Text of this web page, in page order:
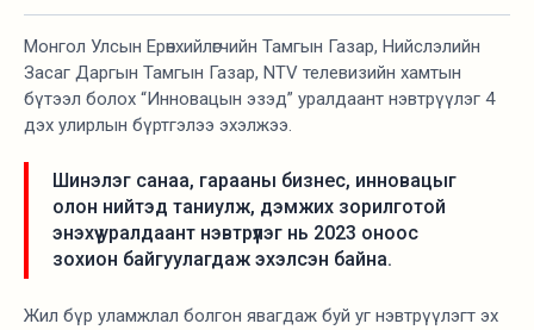
Монгол Улсын Ерөнхийлөгчийн Тамгын Газар, Нийслэлийн
Засаг Даргын Тамгын Газар, NTV телевизийн хамтын
бүтээл болох “Инновацын эзэд” уралдаант нэвтрүүлэг 4
дэх улирлын бүртгэлээ эхэлжээ.
Шинэлэг санаа, гарааны бизнес, инновацыг
олон нийтэд таниулж, дэмжих зорилготой
энэхүү уралдаант нэвтрүүлэг нь 2023 оноос
зохион байгуулагдаж эхэлсэн байна.
Жил бүр уламжлал болгон явагдаж буй уг нэвтрүүлэгт эх